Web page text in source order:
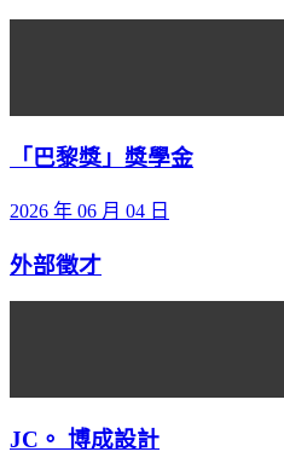
「巴黎獎」獎學金
2026 年 06 月 04 日
外部徵才
JC。 博成設計